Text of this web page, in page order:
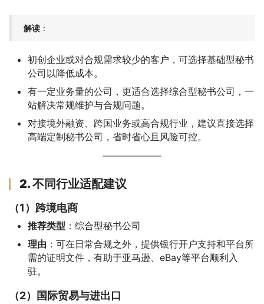
解读 ：
初创企业或对合规需求较少的客户，可选择基础型秘书
公司以降低成本。
有一定业务量的公司，更适合选择综合型秘书公司，一
站解决常规维护与合规问题。
对接境外融资、跨国业务或高合规行业，建议直接选择
高端定制秘书公司，省时省心且风险可控。
2. 不同行业适配建议
（1）跨境电商
推荐类型 ：综合型秘书公司
理由 ：可在日常合规之外，提供银行开户支持和平台所
需的证明文件，有助于亚马逊、eBay等平台顺利入
驻。
（2）国际贸易与进出口